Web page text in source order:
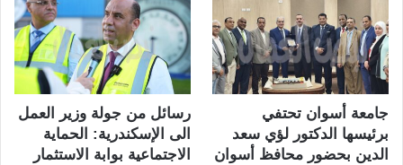
جامعة أسوان تحتفي
برئيسها الدكتور لؤي سعد
الدين بحضور محافظ أسوان
رسائل من جولة وزير العمل
الى الإسكندرية: الحماية
الاجتماعية بوابة الاستثمار